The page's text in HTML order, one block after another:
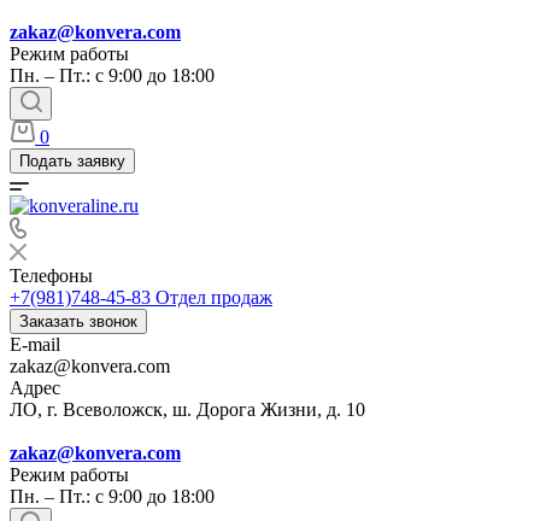
zakaz@konvera.com
Режим работы
Пн. – Пт.: с 9:00 до 18:00
0
Подать заявку
Телефоны
+7(981)748-45-83 Отдел продаж
Заказать звонок
E-mail
zakaz@konvera.com
Адрес
ЛО, г. Всеволожск, ш. Дорога Жизни, д. 10
zakaz@konvera.com
Режим работы
Пн. – Пт.: с 9:00 до 18:00